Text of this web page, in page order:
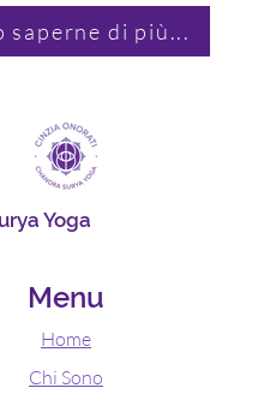
saperne di più...
Yoga
Menu
Home
Chi Sono